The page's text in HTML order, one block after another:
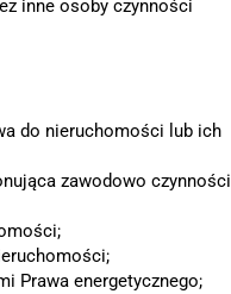
inne osoby czynności
do nieruchomości lub ich
zawodowo czynności
Prawa energetycznego;